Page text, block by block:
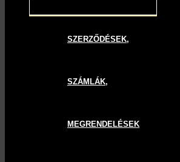
SZERZŐDÉSEK,
SZÁMLÁK,
MEGRENDELÉSEK